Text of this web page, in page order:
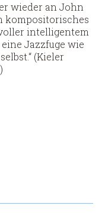
wieder an John
kompositorisches
intelligentem
Jazzfuge wie
(Kieler